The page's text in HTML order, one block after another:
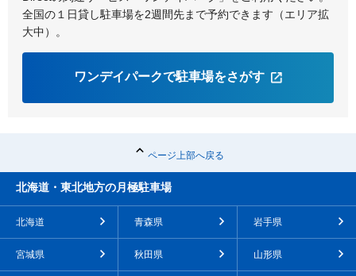
全国の１日貸し駐車場を2週間先まで予約できます（エリア拡
大中）。
ワンデイパークで駐車場をさがす
ページ上部へ戻る
北海道・東北地方の月極駐車場
北海道 青森県 岩手県
宮城県 秋田県 山形県